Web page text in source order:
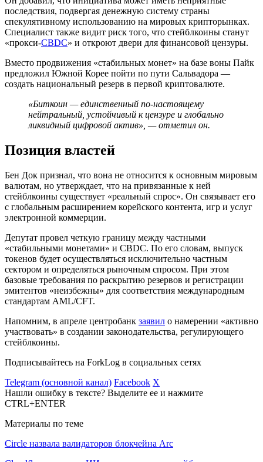
последствия, подвергая денежную систему страны
спекулятивному использованию на мировых крипторынках.
Специалист также видит риск того, что стейблкоины станут
«прокси-CBDC» и откроют двери для финансовой цензуры.
Вместо продвижения «стабильных монет» на базе воны Пайк
предложил Южной Корее пойти по пути Сальвадора —
создать национальный резерв в первой криптовалюте.
«Биткоин — единственный по-настоящему
нейтральный, устойчивый к цензуре и глобально
ликвидный цифровой актив», — отметил он.
Позиция властей
Бен Док признал, что вона не относится к основным мировым
валютам, но утверждает, что на привязанные к ней
стейблкоины существует «реальный спрос». Он связывает его
с глобальным расширением корейского контента, игр и услуг
электронной коммерции.
Депутат провел четкую границу между частными
«стабильными монетами» и CBDC. По его словам, выпуск
токенов будет осуществляться исключительно частным
сектором и определяться рыночным спросом. При этом
базовые требования по раскрытию резервов и регистрации
эмитентов «неизбежны» для соответствия международным
стандартам AML/CFT.
Напомним, в апреле центробанк заявил о намерении «активно
участвовать» в создании законодательства, регулирующего
стейблкоины.
Подписывайтесь на ForkLog в социальных сетях
Telegram (основной канал) Facebook X
Нашли ошибку в тексте? Выделите ее и нажмите
CTRL+ENTER
Материалы по теме
Circle назвала валидаторов блокчейна Arc